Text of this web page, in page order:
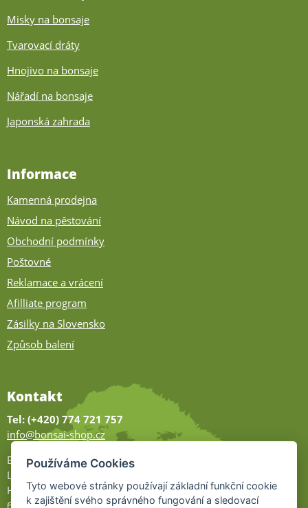
Misky na bonsaje
Tvarovací dráty
Hnojivo na bonsaje
Nářadí na bonsaje
Japonská zahrada
Informace
Kamenná prodejna
Návod na pěstování
Obchodní podmínky
Poštovné
Reklamace a vrácení
Afilliate program
Zásilky na Slovensko
Způsob balení
Kontakt
Tel: (+420) 774 721 757
info@bonsai-shop.cz
Bonsai-shop
Legionářů 2
Hodonín
Používáme Cookies
Tyto webové stránky používají základní funkční cookie
k zajištění svého správného fungování a sledovací